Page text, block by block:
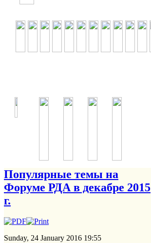
Популярные темы на
Форуме РДА в декабре 2015
г.
Sunday, 24 January 2016 19:55